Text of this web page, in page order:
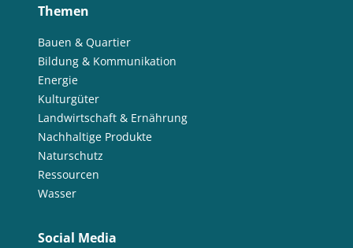
Themen
Bauen & Quartier
Bildung & Kommunikation
Energie
Kulturgüter
Landwirtschaft & Ernährung
Nachhaltige Produkte
Naturschutz
Ressourcen
Wasser
Social Media